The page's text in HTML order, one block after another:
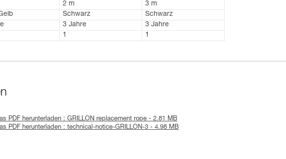
2 m
3 m
Schwarz
Schwarz
3 Jahre
3 Jahre
1 1
PDF herunterladen : GRILLON replacement rope - 2.81 MB
PDF herunterladen : technical-notice-GRILLON-3 - 4.98 MB